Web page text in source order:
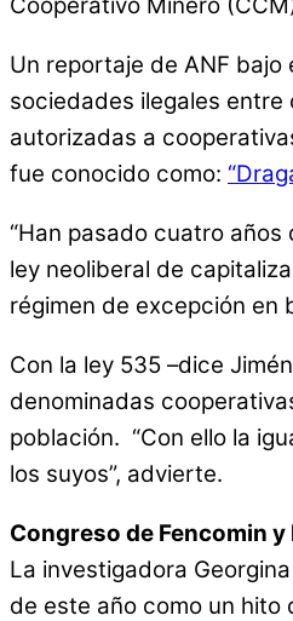
Cooperativo Minero
Un reportaje de ANF bajo
sociedades ilegales
autorizadas a
fue conocido como:
“Han pasado cuatro
ley neoliberal de
régimen de excepción en
Con la ley 535 –dice
denominadas
población. “Con ello la
los suyos”, advierte.
Congreso de Fencomin
La investigadora
de este año como un hito